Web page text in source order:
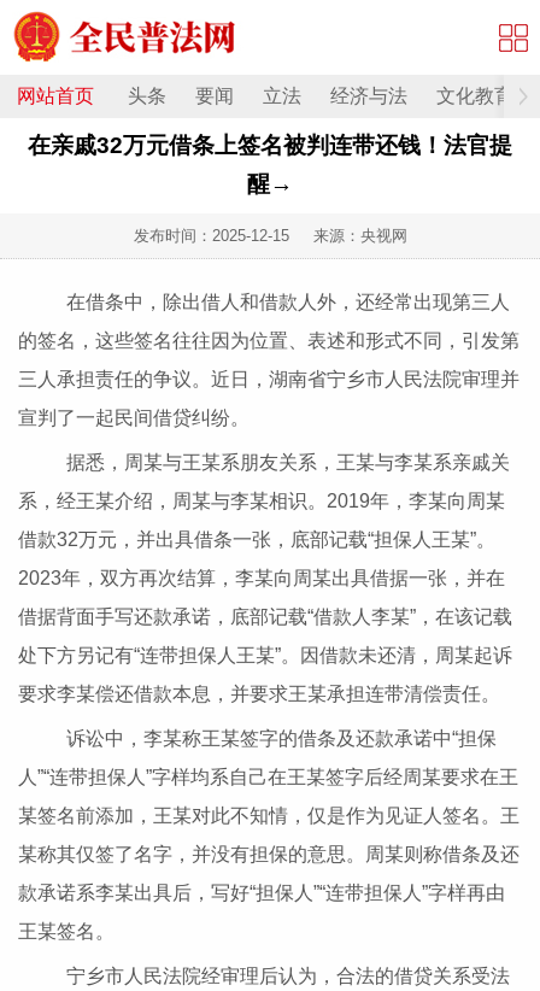
网站首页 头条 要闻 立法 经济与法 文化教育
在亲戚32万元借条上签名被判连带还钱！法官提
醒→
发布时间： 2025-12-15来源：央视网
在借条中，除出借人和借款人外，还经常出现第三人
的签名，这些签名往往因为位置、表述和形式不同，引发第
三人承担责任的争议。近日，湖南省宁乡市人民法院审理并
宣判了一起民间借贷纠纷。
据悉，周某与王某系朋友关系，王某与李某系亲戚关
系，经王某介绍，周某与李某相识。2019年，李某向周某
借款32万元，并出具借条一张，底部记载“担保人王某”。
2023年，双方再次结算，李某向周某出具借据一张，并在
借据背面手写还款承诺，底部记载“借款人李某”，在该记载
处下方另记有“连带担保人王某”。因借款未还清，周某起诉
要求李某偿还借款本息，并要求王某承担连带清偿责任。
诉讼中，李某称王某签字的借条及还款承诺中“担保
人”“连带担保人”字样均系自己在王某签字后经周某要求在王
某签名前添加，王某对此不知情，仅是作为见证人签名。王
某称其仅签了名字，并没有担保的意思。周某则称借条及还
款承诺系李某出具后，写好“担保人”“连带担保人”字样再由
王某签名。
宁乡市人民法院经审理后认为，合法的借贷关系受法